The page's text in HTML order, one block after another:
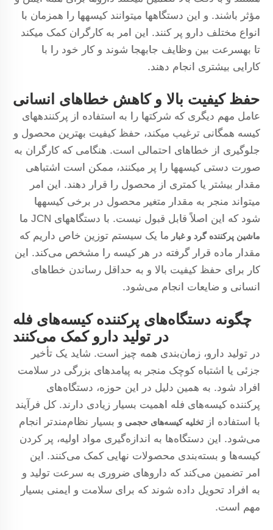
مؤثر باشند. و این دستگاهها میتوانند کیسهها را همزمان با
انواع مختلف دارو پر کنند. این امر به کارگران کمک میکند
تا بهسرعت بین وظایف جابهجا شوند و کار خود را با
کارایی بیشتری انجام دهند.
حفظ کیفیت بالا و کاهش خطاهای انسانی
عامل مهم دیگری که شرکتها را به استفاده از پرکنندههای
کیسه همگانی ترغیب میکند، حفظ کیفیت بهترین محصول و
جلوگیری از خطاهای احتمالی است. هنگامی که کارگران به
صورت دستی کیسهها را پر میکنند، ممکن است اشتباهی
مقدار بیشتر یا کمتری از محصول را قرار دهند. این امر
میتواند منجر به مقدار متغیر محصول در برخی کیسهها
شود که این اصلاً قابل قبول نیست. با دستگاههای JCN ما
ماشین پرکننده گرد و غبار ما یک سیستم توزین خاص داریم که
مقدار ماده قرار گرفته در هر کیسه را مشخص می‌کند. این
کار برای حفظ کیفیت بالا و به حداقل رساندن خطاهای
انسانی و ضایعات انجام می‌شود.
چگونه دستگاه‌های پرکننده کیسه‌های فله
در تولید دارو کمک می‌کنند
در تولید دارو، زمان‌بندی همه چیز است. شاید یک تأخیر
جزئی یا اشتباه کوچک منجر به پیامدهای بزرگی در سلامت
افراد شود. به همین دلیل در این حوزه، دستگاه‌های
پرکننده کیسه‌های فله اهمیت بسیار زیادی دارند. کل فرآیند
با استفاده ازتخلیه کیسه‌های حجمی و بسیار نظام‌مند‌تر انجام
می‌شود. این دستگاه‌ها به اندازه‌گیری مواد اولیه، پر کردن
کیسه‌ها و بسته‌بندی محصولات نهایی کمک می‌کنند. این
امر تضمین می‌کند که داروهای ضروری به سرعت تولید و
به افراد تحویل داده شوند که برای سلامت و ایمنی بسیار
مهم است.